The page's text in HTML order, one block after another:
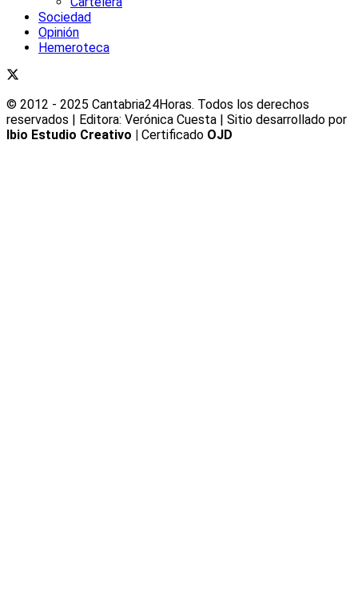
Sociedad
Opinión
Hemeroteca
© 2012 - 2025 Cantabria24Horas. Todos los derechos
reservados | Editora: Verónica Cuesta | Sitio desarrollado por
Ibio Estudio Creativo | Certificado OJD